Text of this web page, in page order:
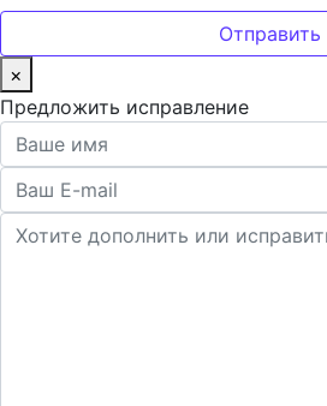
×
Предложить исправление